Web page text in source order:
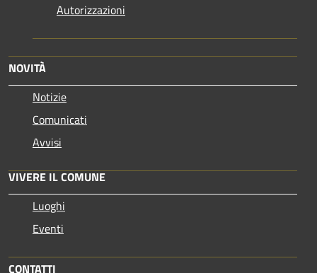
Autorizzazioni
NOVITÀ
Notizie
Comunicati
Avvisi
VIVERE IL COMUNE
Luoghi
Eventi
CONTATTI